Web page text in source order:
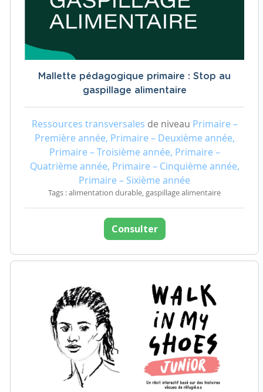
Mallette pédagogique primaire : Stop au
gaspillage alimentaire
Ressources transversales de niveau Primaire –
Première année, Primaire – Deuxième année,
Primaire – Troisième année, Primaire –
Quatrième année, Primaire – Cinquième année,
Primaire – Sixième année
Tags : alimentation durable, gaspillage alimentaire
Consulter